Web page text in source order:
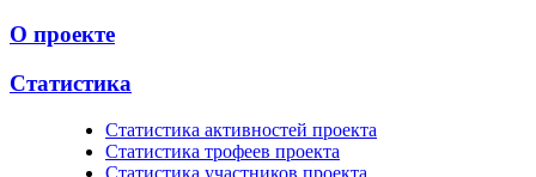
О проекте
Статистика
Cтатистика активностей проекта
Cтатистика трофеев проекта
Cтатистика участников проекта